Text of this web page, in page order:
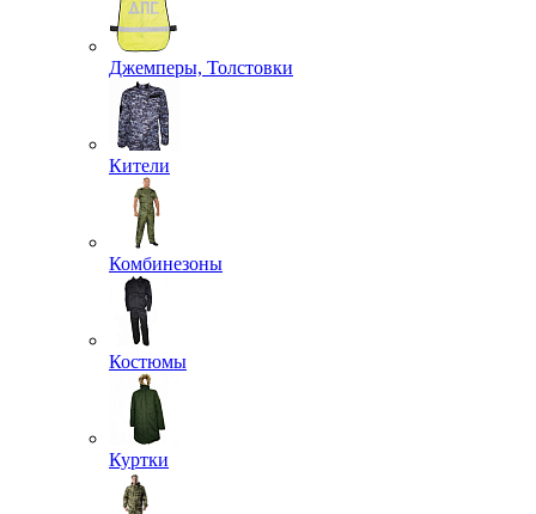
Джемперы, Толстовки
Кители
Комбинезоны
Костюмы
Куртки